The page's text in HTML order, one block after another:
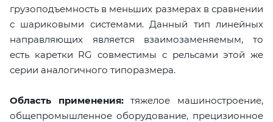
грузоподъемность в меньших размерах в сравнении
с шариковыми системами. Данный тип линейных
направляющих является взаимозаменяемым, то
есть каретки RG совместимы с рельсами этой же
серии аналогичного типоразмера.
Область применения:тяжелое машиностроение,
общепромышленное оборудование, прецизионное